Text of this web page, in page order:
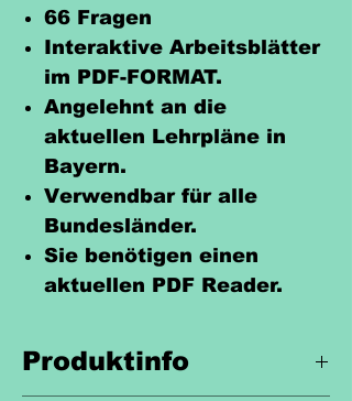
66 Fragen
Interaktive Arbeitsblätter
im PDF-FORMAT.
Angelehnt an die
aktuellen Lehrpläne in
Bayern.
Verwendbar für alle
Bundesländer.
Sie benötigen einen
aktuellen PDF Reader.
Produktinfo